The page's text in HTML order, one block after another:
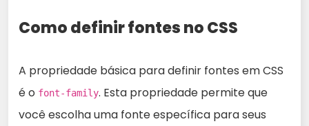
Como definir fontes no CSS
A propriedade básica para definir fontes em CSS
é o font-family. Esta propriedade permite que
você escolha uma fonte específica para seus